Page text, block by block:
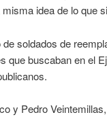
idea de lo que
soldados de
que buscaban en el
y Pedro